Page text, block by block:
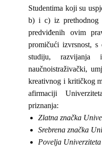
Studentima koji su
b) i c) iz prethodnog
predviđenih ovim
promičući izvrsnost, s
studiju, razvijanja
naučnoistraživački,
kreativnog i kritičkog
afirmaciji
priznanja:
Zlatna značka
Srebrena značka
Povelja